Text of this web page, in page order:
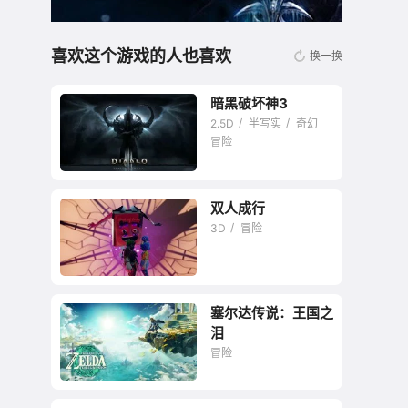
喜欢这个游戏的人也喜欢 换一换
暴雪暗黑系列最新作
暗黑破坏神3
2.5D 半写实
奇幻
冒险
双人合作游戏当之无
愧的神作！
双人成行
3D 冒险
塞尔达传说：王国之
泪
冒险